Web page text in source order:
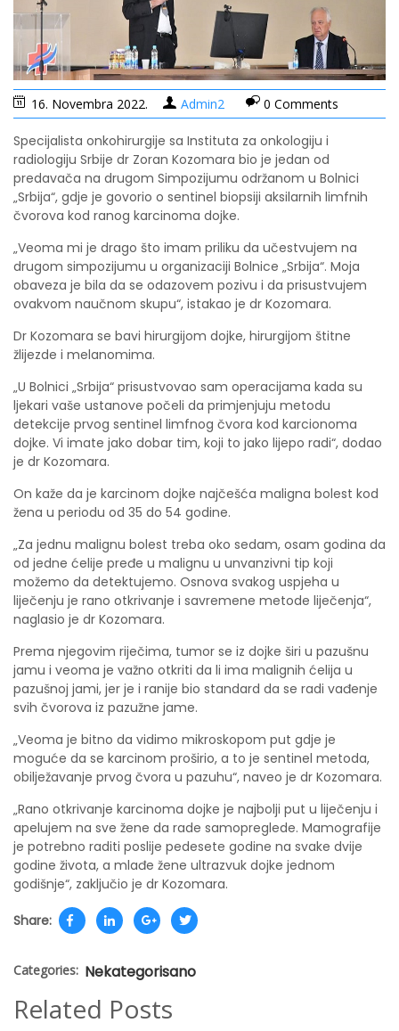
16. Novembra 2022. Admin2 0 Comments
Specijalista onkohirurgije sa Instituta za onkologiju i
radiologiju Srbije dr Zoran Kozomara bio je jedan od
predavača na drugom Simpozijumu održanom u Bolnici
„Srbija“, gdje je govorio o sentinel biopsiji aksilarnih limfnih
čvorova kod ranog karcinoma dojke.
„Veoma mi je drago što imam priliku da učestvujem na
drugom simpozijumu u organizaciji Bolnice „Srbija“. Moja
obaveza je bila da se odazovem pozivu i da prisustvujem
ovakvom naučnom skupu“, istakao je dr Kozomara.
Dr Kozomara se bavi hirurgijom dojke, hirurgijom štitne
žlijezde i melanomima.
„U Bolnici „Srbija“ prisustvovao sam operacijama kada su
ljekari vaše ustanove počeli da primjenjuju metodu
detekcije prvog sentinel limfnog čvora kod karcionoma
dojke. Vi imate jako dobar tim, koji to jako lijepo radi“, dodao
je dr Kozomara.
On kaže da je karcinom dojke najčešća maligna bolest kod
žena u periodu od 35 do 54 godine.
„Za jednu malignu bolest treba oko sedam, osam godina da
od jedne ćelije pređe u malignu u unvanzivni tip koji
možemo da detektujemo. Osnova svakog uspjeha u
liječenju je rano otkrivanje i savremene metode liječenja“,
naglasio je dr Kozomara.
Prema njegovim riječima, tumor se iz dojke širi u pazušnu
jamu i veoma je važno otkriti da li ima malignih ćelija u
pazušnoj jami, jer je i ranije bio standard da se radi vađenje
svih čvorova iz pazužne jame.
„Veoma je bitno da vidimo mikroskopom put gdje je
moguće da se karcinom proširio, a to je sentinel metoda,
obilježavanje prvog čvora u pazuhu“, naveo je dr Kozomara.
„Rano otkrivanje karcinoma dojke je najbolji put u liječenju i
apelujem na sve žene da rade samopreglede. Mamografije
je potrebno raditi poslije pedesete godine na svake dvije
godine života, a mlađe žene ultrazvuk dojke jednom
godišnje“, zaključio je dr Kozomara.
Share:
Categories: Nekategorisano
Related Posts